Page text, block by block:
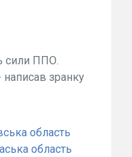
сили ППО.
написав зранку
область
область